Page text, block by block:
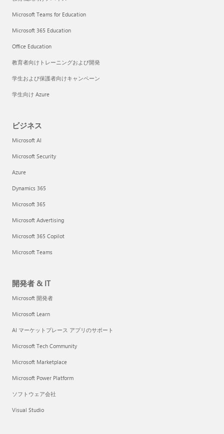
Microsoft Teams for Education
Microsoft 365 Education
Office Education
教育者向けトレーニングおよび開発
学生および保護者向けキャンペーン
学生向け Azure
ビジネス
Microsoft AI
Microsoft Security
Azure
Dynamics 365
Microsoft 365
Microsoft Advertising
Microsoft 365 Copilot
Microsoft Teams
開発者 & IT
Microsoft 開発者
Microsoft Learn
AI マーケットプレース アプリのサポート
Microsoft Tech Community
Microsoft Marketplace
Microsoft Power Platform
ソフトウェア会社
Visual Studio